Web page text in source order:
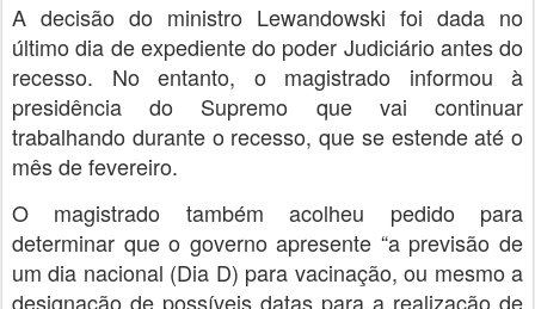
A decisão do ministro Lewandowski foi dada no
último dia de expediente do poder Judiciário antes do
recesso. No entanto, o magistrado informou à
presidência do Supremo que vai continuar
trabalhando durante o recesso, que se estende até o
mês de fevereiro.
O magistrado também acolheu pedido para
determinar que o governo apresente “a previsão de
um dia nacional (Dia D) para vacinação, ou mesmo a
designação de possíveis datas para a realização de